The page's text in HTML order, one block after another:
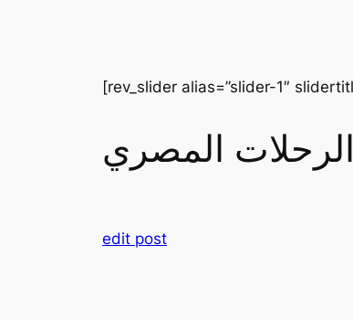
[rev_slider alias=”slider-1″
المصري
edit post